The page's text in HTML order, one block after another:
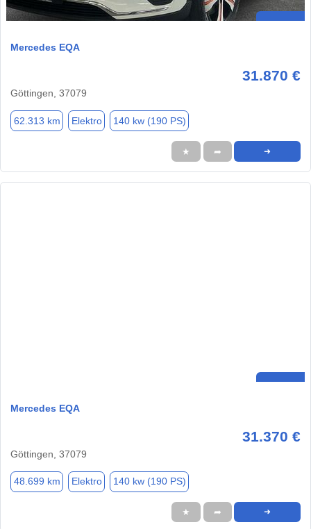
Mercedes EQA
31.870 €
Göttingen, 37079
62.313 km Elektro 140 kw (190 PS)
★ ➦ ➜
Mercedes EQA
31.370 €
Göttingen, 37079
48.699 km Elektro 140 kw (190 PS)
★ ➦ ➜